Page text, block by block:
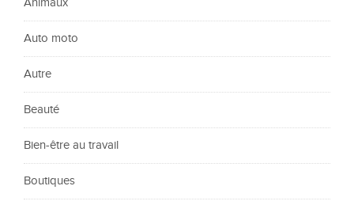
Animaux
Auto moto
Autre
Beauté
Bien-être au travail
Boutiques